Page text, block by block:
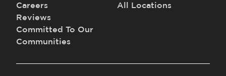
Careers
Reviews
Committed To Our
Communities
All Locations